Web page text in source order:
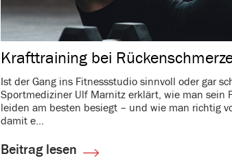
Kraft­trai­ning bei
Ist der Gang ins Fitness­studio sinn­voll oder gar
Sport­me­di­ziner Ulf Marnitz erklärt, wie man sein
leiden am besten besiegt – und wie man richtig
damit e...
Beitrag lesen